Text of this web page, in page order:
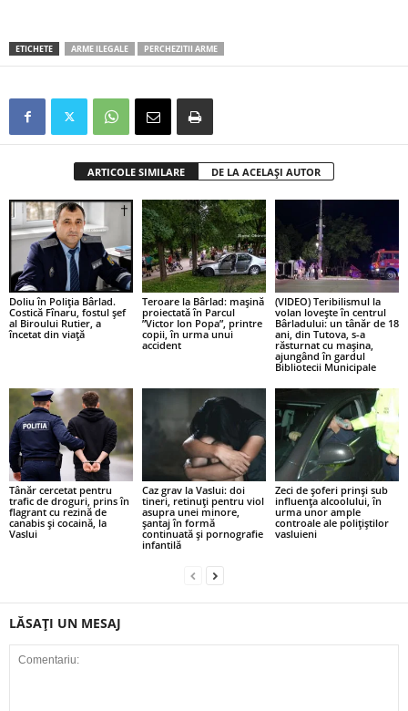
ETICHETE ARME ILEGALE PERCHEZITII ARME
ARTICOLE SIMILARE DE LA ACELAȘI AUTOR
Doliu în Poliția Bârlad.
Costică Fînaru, fostul șef
al Biroului Rutier, a
încetat din viață
Teroare la Bârlad: mașină
proiectată în Parcul
”Victor Ion Popa”, printre
copii, în urma unui
accident
(VIDEO) Teribilismul la
volan lovește în centrul
Bârladului: un tânăr de 18
ani, din Tutova, s-a
răsturnat cu mașina,
ajungând în gardul
Bibliotecii Municipale
Tânăr cercetat pentru
trafic de droguri, prins în
flagrant cu rezină de
canabis și cocaină, la
Vaslui
Caz grav la Vaslui: doi
tineri, retinuți pentru viol
asupra unei minore,
șantaj în formă
continuată și pornografie
infantilă
Zeci de șoferi prinși sub
influența alcoolului, în
urma unor ample
controale ale polițiștilor
vasluieni
LĂSAȚI UN MESAJ